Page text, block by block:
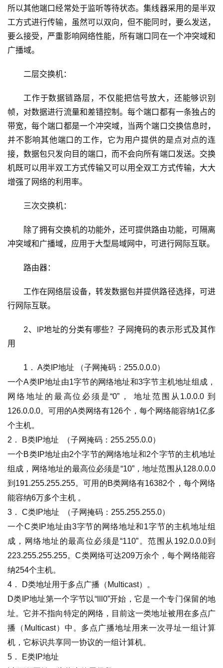
所以其他端口经常处于监听等待状态。集线器采用的是半双
工方式进行传输，虽然可以双向，但不能同时，要么发送，
要么接受，严重影响网络性能，所有端口同在一个冲突域和
广播域。
二层交换机：
工作于数据链路层，不仅能把信号放大，还能够识别
帧，对数据进行流量和差错控制。每个端口都有一条独占的
带宽，每个端口都是一个冲突域，当两个端口交换信息时，
并不影响其他端口的工作，它为用户提供的是点对点的连
接，数据包只发向目的端口，而不会向所有端口发送。交换
机既可以用半双工方式传输又可以用全双工方式传输，大大
增强了网络的利用率。
三次交换机：
除了拥有交换机的功能外，还可提供路由功能，可隔离
冲突域和广播域，应用于大型局域网中，可进行网际互联。
路由器：
工作在网络层设备，转发数据包并提供路径选择，可进
行网际互联。
2、IP地址的分类有哪些？子网掩码的表示形式及其作
用
1． A类IP地址 （子网掩码：255.0.0.0）
一个A类IP地址由1字节的网络地址和3字节主机地址组成，
网络地址的最高位必须是“0”， 地址范围从1.0.0.0 到
126.0.0.0。可用的A类网络有126个，每个网络能容纳1亿多
个主机。
2． B类IP地址  （子网掩码：255.255.0.0）
一个B类IP地址由2个字节的网络地址和2个字节的主机地址
组成，网络地址的最高位必须是“10”，地址范围从128.0.0.0
到191.255.255.255。可用的B类网络有16382个，每个网络
能容纳6万多个主机 。
3． C类IP地址  （子网掩码：255.255.255.0）
一个C类IP地址由3字节的网络地址和1字节的主机地址组
成，网络地址的最高位必须是“110”。范围从192.0.0.0到
223.255.255.255。C类网络可达209万余个，每个网络能容
纳254个主机。
4． D类地址用于多点广播（Multicast）。
D类IP地址第一个字节以“lll0”开始，它是一个专门保留的地
址。它并不指向特定的网络，目前这一类地址被用在多点广
播（Multicast）中。多点广播地址用来一次寻址一组计算
机，它标识共享同一协议的一组计算机。
5． E类IP地址